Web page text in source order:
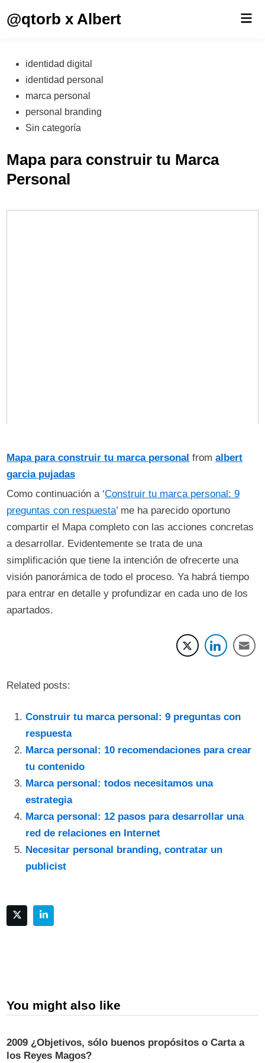
@qtorb x Albert
Publicado
en
identidad digital
identidad personal
marca personal
personal branding
Sin categoría
Mapa para construir tu Marca
Personal
Mapa para construir tu marca personal fromalbert
garcia pujadas
Como continuación a ‘Construir tu marca personal: 9
preguntas con respuesta’ me ha parecido oportuno
compartir el Mapa completo con las acciones concretas
a desarrollar. Evidentemente se trata de una
simplificación que tiene la intención de ofrecerte una
visión panorámica de todo el proceso. Ya habrá tiempo
para entrar en detalle y profundizar en cada uno de los
apartados.
Related posts:
Construir tu marca personal: 9 preguntas con
respuesta
Marca personal: 10 recomendaciones para crear
tu contenido
Marca personal: todos necesitamos una
estrategia
Marca personal: 12 pasos para desarrollar una
red de relaciones en Internet
Necesitar personal branding, contratar un
publicist
You might also like
2009 ¿Objetivos, sólo buenos propósitos o Carta a
los Reyes Magos?